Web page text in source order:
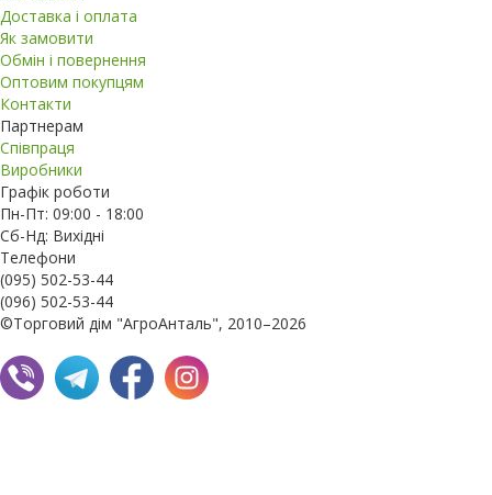
Доставка і оплата
Як замовити
Обмін і повернення
Оптовим покупцям
Контакти
Партнерам
Співпраця
Виробники
Графік роботи
Пн-Пт: 09:00 - 18:00
Сб-Нд: Вихідні
Телефони
(095) 502-53-44
(096) 502-53-44
©Торговий дім "АгроАнталь", 2010–2026